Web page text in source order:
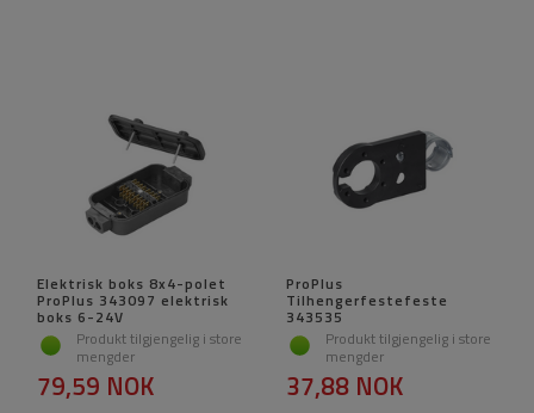
Elektrisk boks 8x4-polet
ProPlus 343097 elektrisk
boks 6-24V
Produkt tilgjengelig i store
mengder
79,59 NOK
ProPlus
Tilhengerfestefeste
343535
Produkt tilgjengelig i store
mengder
37,88 NOK